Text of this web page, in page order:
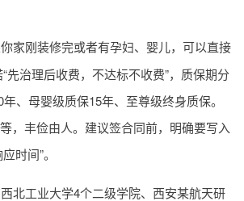
家刚装修完或者有孕妇、婴儿，可以直接
先治理后收费，不达标不收费”，质保期分
、母婴级质保15年、至尊级终身质保。
，丰俭由人。建议签合同前，明确要写入
时间”。
北工业大学4个二级学院、西安某航天研